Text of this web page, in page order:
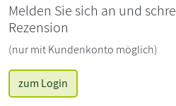
Melden Sie sich an und
Rezension
(nur mit Kundenkonto möglich)
zum Login